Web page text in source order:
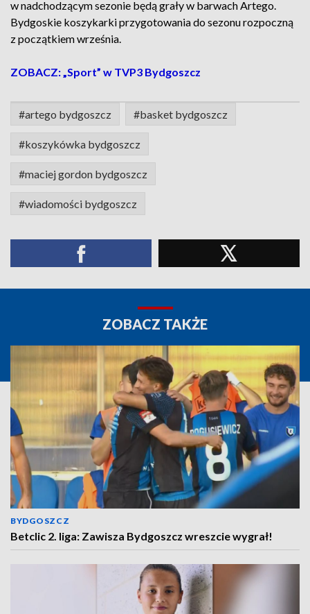
w nadchodzącym sezonie będą grały w barwach Artego.
Bydgoskie koszykarki przygotowania do sezonu rozpoczną
z początkiem września.
ZOBACZ: „Sport” w TVP3 Bydgoszcz
#artego bydgoszcz #basket bydgoszcz
#koszykówka bydgoszcz
#maciej gordon bydgoszcz
#wiadomości bydgoszcz
ZOBACZ TAKŻE
BYDGOSZCZ
Betclic 2. liga: Zawisza Bydgoszcz wreszcie wygrał!